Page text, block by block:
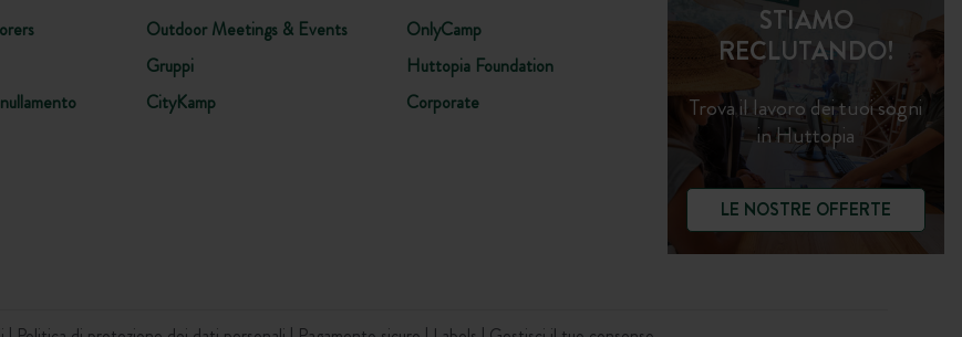
Outdoor Meetings & Events
Gruppi
CityKamp
OnlyCamp
Huttopia Foundation
Corporate
STIAMO
RECLUTANDO!
Trova il lavoro dei tuoi sogni
in Huttopia
LE NOSTRE OFFERTE